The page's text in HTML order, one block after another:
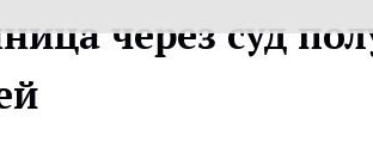
через суд